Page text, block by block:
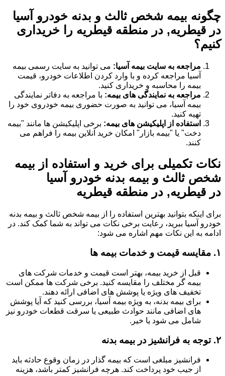
چگونه بیمه شخص ثالث و بدنه خودرو آسیا
در قیطریه, در منطقه قیطریه را خریداری
کنیم؟
مراجعه به سایت بیمه آسیا: می توانید به سایت رسمی بیمه
آسیا مراجعه کرده و با وارد کردن اطلاعات خودرو، قیمت
بیمه را محاسبه و خریداری کنید.
مراجعه به نمایندگی های بیمه: با مراجعه به دفاتر نمایندگی
بیمه آسیا، می توانید به صورت حضوری بیمه خودروی خود را
تهیه کنید.
استفاده از اپلیکیشن های بیمه: برخی اپلیکیشن ها مانند "بیمه
دخت" یا "بیمه بازار" امکان خرید آنلاین بیمه را فراهم می
کنند.
نکات تکمیلی برای خرید و استفاده از بیمه
شخص ثالث و بیمه بدنه خودرو آسیا
در قیطریه, در منطقه قیطریه
برای اینکه بتوانید بهترین استفاده را از بیمه شخص ثالث و بیمه بدنه
خودرو آسیا ببرید، رعایت برخی نکات می تواند به شما کمک کند. در
ادامه به این نکات مهم اشاره می شود:
۱. مقایسه قیمت و خدمات بیمه ها
قبل از خرید بیمه، بهتر است قیمت و خدمات شرکت های
بیمه گر مختلف را مقایسه کنید. برخی شرکت ها ممکن است
تخفیف های ویژه یا پوشش های اضافی ارائه دهند.
برای بیمه بدنه، به ویژه بیمه آسیا، بررسی کنید که آیا پوشش
های اضافی مانند حوادث طبیعی یا سرقت قطعات خودرو نیز
شامل می شود یا خیر.
۲. توجه به فرانشیز در بیمه بدنه
فرانشیز مبلغی است که بیمه گذار در زمان وقوع حادثه باید
از جیب خود پرداخت کند. هرچه فرانشیز کمتر باشد، هزینه